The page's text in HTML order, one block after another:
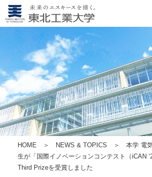
HOME ＞ NEWS & TOPICS ＞ 本学 電気
生が「国際イノベーションコンテスト（iCAN
Third Prizeを受賞しました